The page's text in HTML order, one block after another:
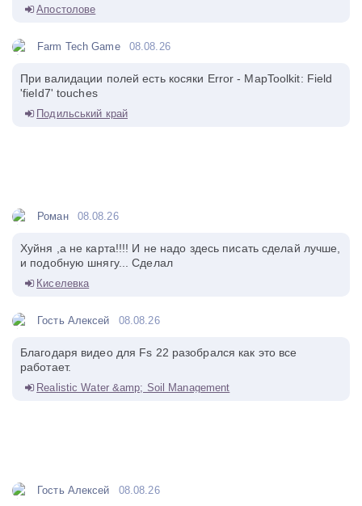
Апостолове
Farm Tech Game 08.08.26
При валидации полей есть косяки Error - MapToolkit: Field
'field7' touches
Подильський край
Роман 08.08.26
Хуйня ,а не карта!!!! И не надо здесь писать сделай лучше,
и подобную шнягу... Сделал
Киселевка
Гость Алексей 08.08.26
Благодаря видео для Fs 22 разобрался как это все
работает.
Realistic Water &amp; Soil Management
Гость Алексей 08.08.26